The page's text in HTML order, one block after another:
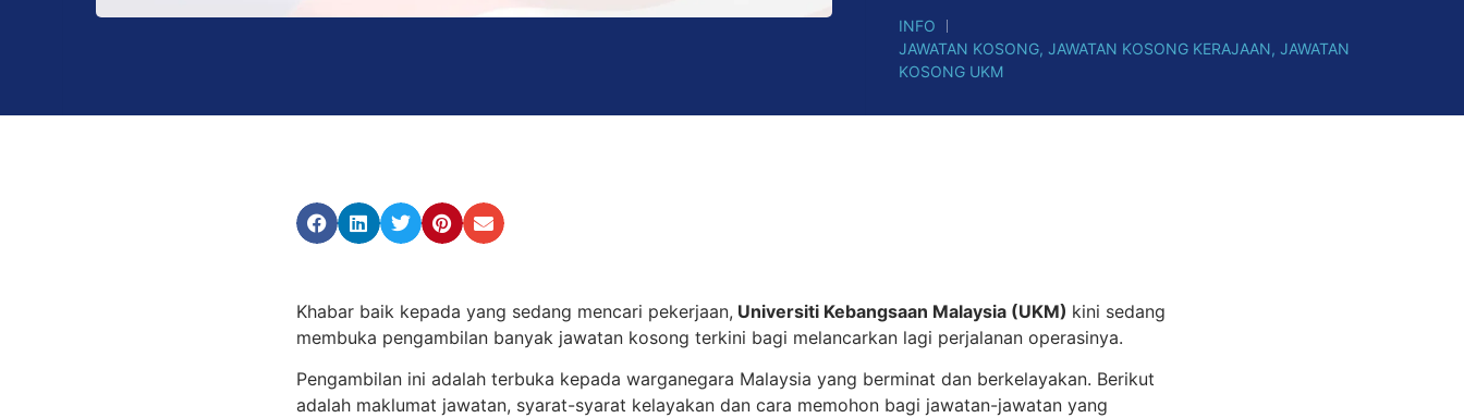
INFO
JAWATAN KOSONG, JAWATAN KOSONG KERAJAAN, JAWATAN
KOSONG UKM
Khabar baik kepada yang sedang mencari pekerjaan, Universiti Kebangsaan Malaysia (UKM) kini sedang
membuka pengambilan banyak jawatan kosong terkini bagi melancarkan lagi perjalanan operasinya.
Pengambilan ini adalah terbuka kepada warganegara Malaysia yang berminat dan berkelayakan. Berikut
adalah maklumat jawatan, syarat-syarat kelayakan dan cara memohon bagi jawatan-jawatan yang